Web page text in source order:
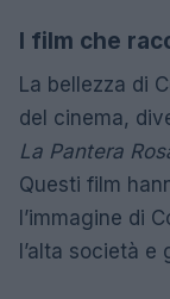
I film che
La bellezza di
del cinema,
La Pantera
Questi film
l’immagine di
l’alta società e